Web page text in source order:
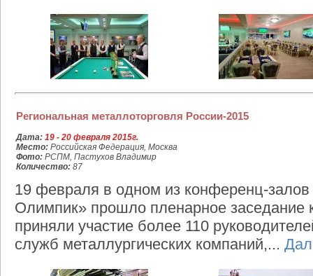
Региональная металлоторговля России-2015
Дата: 19 - 20 февраля 2015г.
Место: Российская Федерация, Москва
Фото: РСПМ, Пастухов Владимир
Количество: 87
19 февраля в одном из конференц-
Олимпик» прошло пленарное заседание
приняли участие более 110
служб металлургических компаний,...